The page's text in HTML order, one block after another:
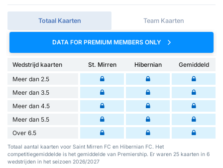
Totaal Kaarten Team Kaarten
DATA FOR PREMIUM MEMBERS ONLY
Wedstrijd kaarten St. Mirren Hibernian
Gemiddeld
Meer dan 2.5
Meer dan 3.5
Meer dan 4.5
Meer dan 5.5
Over 6.5
Totaal aantal kaarten voor Saint Mirren FC en Hibernian FC. Het
competitiegemiddelde is het gemiddelde van Premiership. Er waren 25 kaarten in 6
wedstrijden in het seizoen 2026/2027